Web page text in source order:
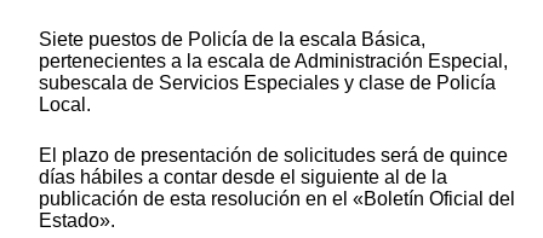
Siete puestos de Policía de la escala Básica,
pertenecientes a la escala de Administración Especial,
subescala de Servicios Especiales y clase de Policía
Local.
El plazo de presentación de solicitudes será de quince
días hábiles a contar desde el siguiente al de la
publicación de esta resolución en el «Boletín Oficial del
Estado».